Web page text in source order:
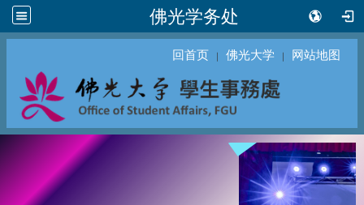
佛光学务处
回首页 ｜ 佛光大学 ｜ 网站地图